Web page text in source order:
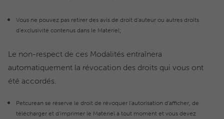
Vous ne pouvez pas retirer des avis de droit d’auteur ou autres droits
d’exclusivité contenus dans le Matériel;
Le non-respect de ces Modalités entraînera
automatiquement la révocation des droits qui vous ont
été accordés.
Petcurean se réserve le droit de révoquer l’autorisation d’afficher, de
télécharger et d’imprimer le Matériel à tout moment et vous devez